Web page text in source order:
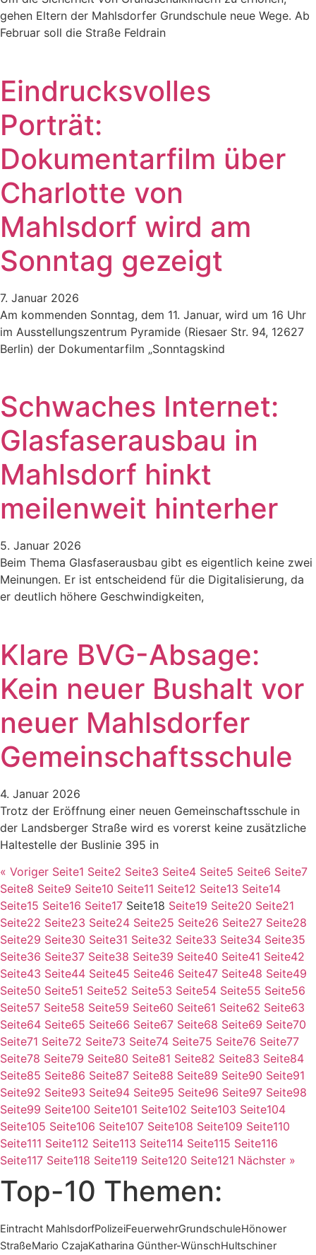
gehen Eltern der Mahlsdorfer Grundschule neue Wege. Ab
Februar soll die Straße Feldrain
Eindrucksvolles
Porträt:
Dokumentarfilm über
Charlotte von
Mahlsdorf wird am
Sonntag gezeigt
7. Januar 2026
Am kommenden Sonntag, dem 11. Januar, wird um 16 Uhr
im Ausstellungszentrum Pyramide (Riesaer Str. 94, 12627
Berlin) der Dokumentarfilm „Sonntagskind
Schwaches Internet:
Glasfaserausbau in
Mahlsdorf hinkt
meilenweit hinterher
5. Januar 2026
Beim Thema Glasfaserausbau gibt es eigentlich keine zwei
Meinungen. Er ist entscheidend für die Digitalisierung, da
er deutlich höhere Geschwindigkeiten,
Klare BVG-Absage:
Kein neuer Bushalt vor
neuer Mahlsdorfer
Gemeinschaftsschule
4. Januar 2026
Trotz der Eröffnung einer neuen Gemeinschaftsschule in
der Landsberger Straße wird es vorerst keine zusätzliche
Haltestelle der Buslinie 395 in
« Voriger Seite1 Seite2 Seite3 Seite4 Seite5 Seite6 Seite7
Seite8 Seite9 Seite10 Seite11 Seite12 Seite13 Seite14
Seite15 Seite16 Seite17 Seite18 Seite19 Seite20 Seite21
Seite22 Seite23 Seite24 Seite25 Seite26 Seite27 Seite28
Seite29 Seite30 Seite31 Seite32 Seite33 Seite34 Seite35
Seite36 Seite37 Seite38 Seite39 Seite40 Seite41 Seite42
Seite43 Seite44 Seite45 Seite46 Seite47 Seite48 Seite49
Seite50 Seite51 Seite52 Seite53 Seite54 Seite55 Seite56
Seite57 Seite58 Seite59 Seite60 Seite61 Seite62 Seite63
Seite64 Seite65 Seite66 Seite67 Seite68 Seite69 Seite70
Seite71 Seite72 Seite73 Seite74 Seite75 Seite76 Seite77
Seite78 Seite79 Seite80 Seite81 Seite82 Seite83 Seite84
Seite85 Seite86 Seite87 Seite88 Seite89 Seite90 Seite91
Seite92 Seite93 Seite94 Seite95 Seite96 Seite97 Seite98
Seite99 Seite100 Seite101 Seite102 Seite103 Seite104
Seite105 Seite106 Seite107 Seite108 Seite109 Seite110
Seite111 Seite112 Seite113 Seite114 Seite115 Seite116
Seite117 Seite118 Seite119 Seite120 Seite121 Nächster »
Top-10 Themen:
Eintracht MahlsdorfPolizeiFeuerwehrGrundschuleHönower
StraßeMario CzajaKatharina Günther-WünschHultschiner